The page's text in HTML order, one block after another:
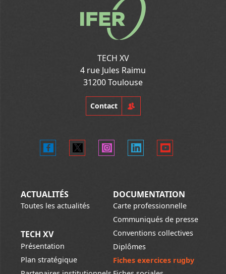
TECH XV
4 rue Jules Raimu
31200 Toulouse
Contact
ACTUALITÉS
Toutes les actualités
TECH XV
Présentation
Plan stratégique
DOCUMENTATION
Carte professionnelle
Communiqués de presse
Conventions collectives
Diplômes
Fiches exercices rugby